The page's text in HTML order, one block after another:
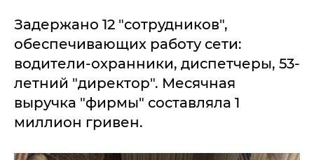
Задержано 12 "сотрудников",
обеспечивающих работу сети:
водители-охранники, диспетчеры, 53-
летний "директор". Месячная
выручка "фирмы" составляла 1
миллион гривен.